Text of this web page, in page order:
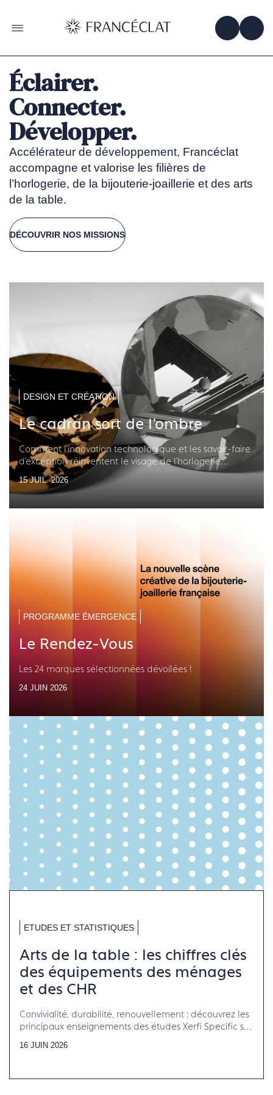
la
page
de
OBTENIR
Francéclat
Éclairer.
Connecter.
Développer.
Accélérateur de développement, Francéclat
accompagne et valorise les filières de
l’horlogerie, de la bijouterie-joaillerie et des arts
de la table.
DÉCOUVRIR NOS MISSIONS
DESIGN ET CRÉATION
Le cadran sort de l'ombre
Comment l'innovation technologique et les savoir-faire
d'exception réinventent le visage de l'horlogerie
française
15 JUIL. 2026
PROGRAMME ÉMERGENCE
Le Rendez-Vous
Les 24 marques sélectionnées dévoilées !
24 JUIN 2026
ETUDES ET STATISTIQUES
Arts de la table : les chiffres clés
des équipements des ménages
et des CHR
Convivialité, durabilité, renouvellement : découvrez les
principaux enseignements des études Xerfi Specific sur
16 JUIN 2026